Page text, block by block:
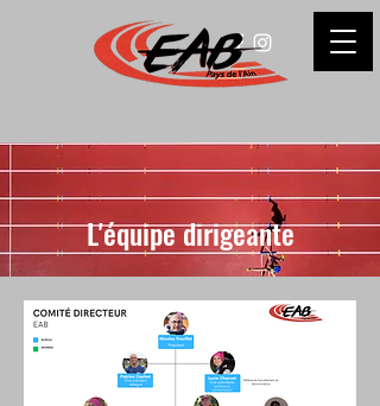
L'équipe dirigeante